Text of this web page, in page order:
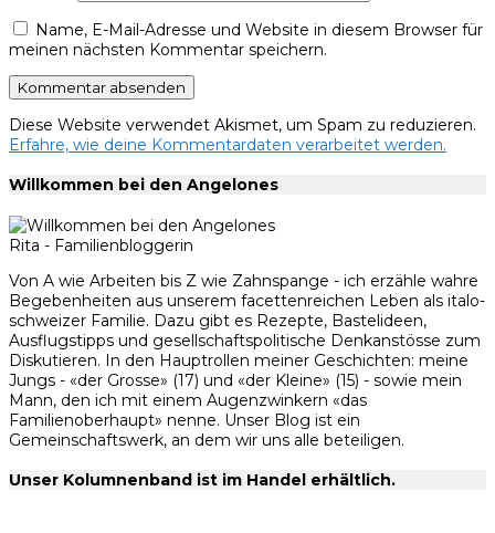
Name, E-Mail-Adresse und Website in diesem Browser für
meinen nächsten Kommentar speichern.
Diese Website verwendet Akismet, um Spam zu reduzieren.
Erfahre, wie deine Kommentardaten verarbeitet werden.
Willkommen bei den Angelones
Rita - Familienbloggerin
Von A wie Arbeiten bis Z wie Zahnspange - ich erzähle wahre
Begebenheiten aus unserem facettenreichen Leben als italo-
schweizer Familie. Dazu gibt es Rezepte, Bastelideen,
Ausflugstipps und gesellschaftspolitische Denkanstösse zum
Diskutieren. In den Hauptrollen meiner Geschichten: meine
Jungs - «der Grosse» (17) und «der Kleine» (15) - sowie mein
Mann, den ich mit einem Augenzwinkern «das
Familienoberhaupt» nenne. Unser Blog ist ein
Gemeinschaftswerk, an dem wir uns alle beteiligen.
Unser Kolumnenband ist im Handel erhältlich.